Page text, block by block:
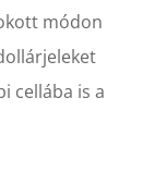
módon
cellába is a